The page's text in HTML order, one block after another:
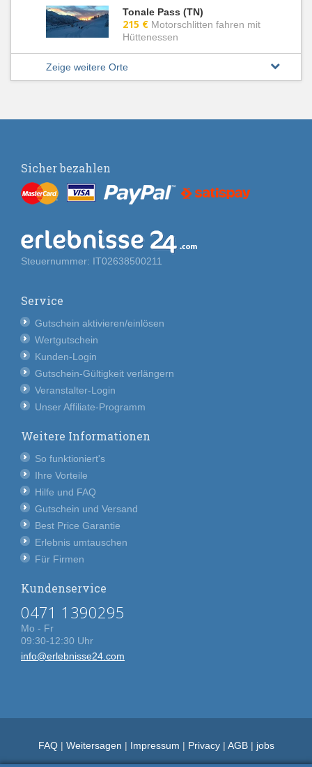
Tonale Pass (TN)
215 € Motorschlitten fahren mit
Hüttenessen
Zeige weitere Orte
Sicher bezahlen
Steuernummer: IT02638500211
Service
Gutschein aktivieren/einlösen
Wertgutschein
Kunden-Login
Gutschein-Gültigkeit verlängern
Veranstalter-Login
Unser Affiliate-Programm
Weitere Informationen
So funktioniert's
Ihre Vorteile
Hilfe und FAQ
Gutschein und Versand
Best Price Garantie
Erlebnis umtauschen
Für Firmen
Kundenservice
0471 1390295
Mo - Fr
09:30-12:30 Uhr
info@erlebnisse24.com
FAQ| Weitersagen | Impressum | Privacy| AGB| jobs